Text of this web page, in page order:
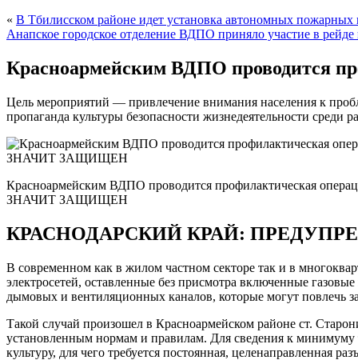
« В Тбилисском районе идет установка автономных
Анапское городское отделение ВДПО приняло участие в
Красноармейским ВДПО
Цель мероприятий — привлечение внимания населения к
пропаганда культуры безопасности жизнедеятельности среди
Красноармейским ВДПО проводится профилактическая
ЗНАЧИТ ЗАЩИЩЕН
КРАСНОДАРСКИЙ КРАЙ:
В современном как в жилом частном секторе так и в
электросетей, оставленные без присмотра включенные
дымовых и вентиляционных каналов, которые могут повлечь
Такой случай произошел в Красноармейском районе ст.
установленным нормам и правилам. Для сведения к минимуму
культуру, для чего требуется постоянная, целенаправленная